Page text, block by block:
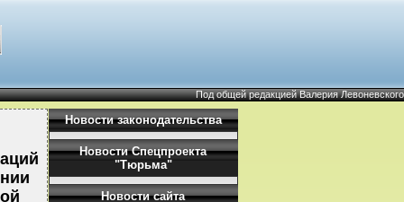
Под общей редакцией Валерия Левоневского
Новости законодательства
Новости Спецпроекта
"Тюрьма"
Новости сайта